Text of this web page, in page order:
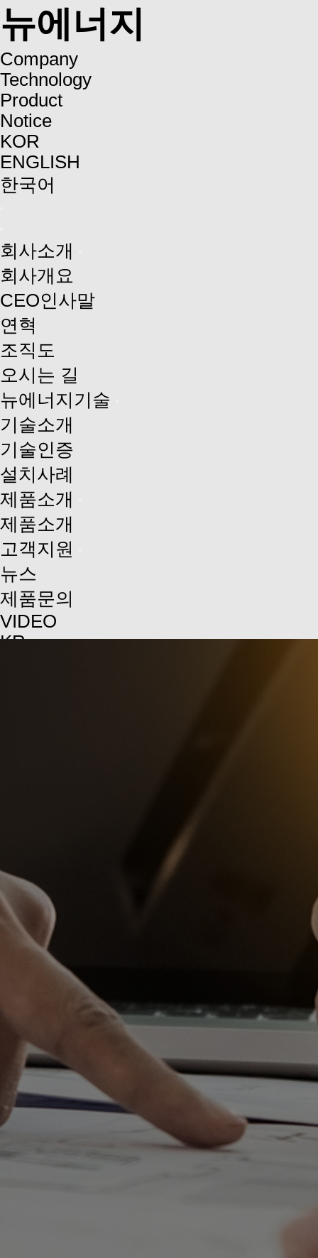
뉴에너지
Company
Technology
Product
Notice
KOR
ENGLISH
한국어
회사소개
회사개요
CEO인사말
연혁
조직도
오시는 길
뉴에너지기술
기술소개
기술인증
설치사례
제품소개
제품소개
고객지원
뉴스
제품문의
VIDEO
KR